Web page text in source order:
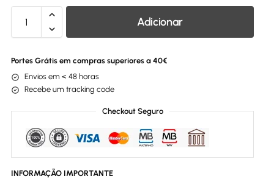
Adicionar
Portes Grátis em compras superiores a 40€
Envios em < 48 horas
Recebe um tracking code
Checkout Seguro
INFORMAÇÃO IMPORTANTE